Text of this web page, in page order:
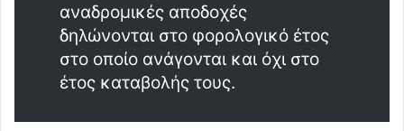
αναδρομικές αποδοχές
δηλώνονται στο φορολογικό έτος
στο οποίο ανάγονται και όχι στο
έτος καταβολής τους.